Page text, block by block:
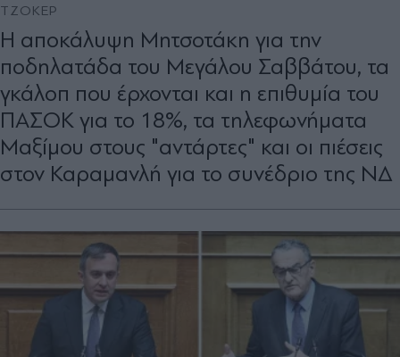
ΤΖΟΚΕΡ
Η αποκάλυψη Μητσοτάκη για την
ποδηλατάδα του Μεγάλου Σαββάτου, τα
γκάλοπ που έρχονται και η επιθυμία του
ΠΑΣΟΚ για το 18%, τα τηλεφωνήματα
Μαξίμου στους "αντάρτες" και οι πιέσεις
στον Καραμανλή για το συνέδριο της ΝΔ